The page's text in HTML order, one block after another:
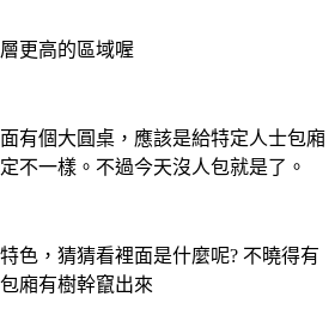
更高的區域喔
有個大圓桌，應該是給特定人士包廂
不一樣。不過今天沒人包就是了。
色，猜猜看裡面是什麼呢? 不曉得有
廂有樹幹竄出來